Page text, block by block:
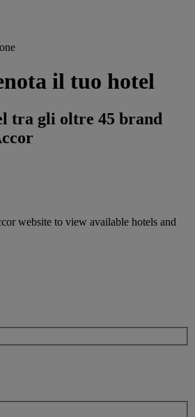
il tuo hotel
tra gli oltre 45 brand
website to view available hotels and